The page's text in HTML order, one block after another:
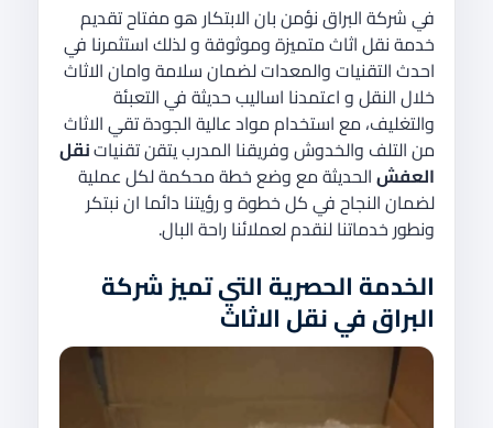
في شركة البراق نؤمن بان الابتكار هو مفتاح تقديم
خدمة نقل اثاث متميزة وموثوقة و لذلك استثمرنا في
احدث التقنيات والمعدات لضمان سلامة وامان الاثاث
خلال النقل و اعتمدنا اساليب حديثة في التعبئة
والتغليف، مع استخدام مواد عالية الجودة تقي الاثاث
من التلف والخدوش وفريقنا المدرب يتقن تقنياتنقل
العفشالحديثة مع وضع خطة محكمة لكل عملية
لضمان النجاح في كل خطوة و رؤيتنا دائما ان نبتكر
ونطور خدماتنا لنقدم لعملائنا راحة البال.
الخدمة الحصرية التي تميز شركة
البراق في نقل الاثاث